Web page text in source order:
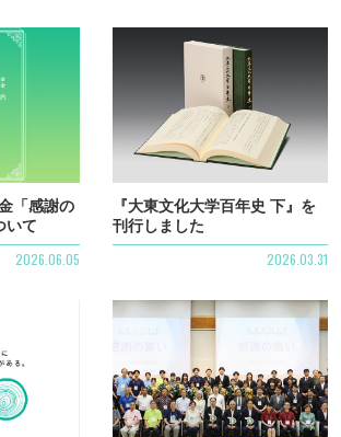
「感謝の
いて
2026.06.05
『大東文化大学百年史 下』を
刊行しました
2026.03.31
詳細